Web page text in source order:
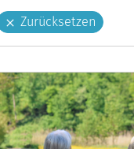
Zurücksetzen